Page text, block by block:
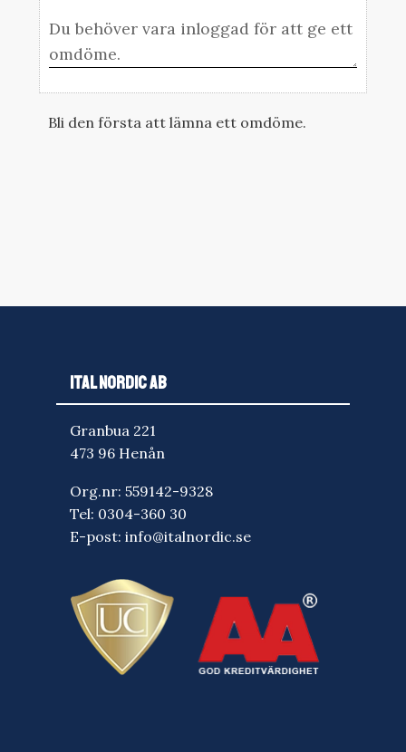
Bli den första att lämna ett omdöme.
ITAL NORDIC AB
Granbua 221
473 96 Henån
Org.nr: 559142-9328
Tel: 0304-360 30
E-post: info@italnordic.se